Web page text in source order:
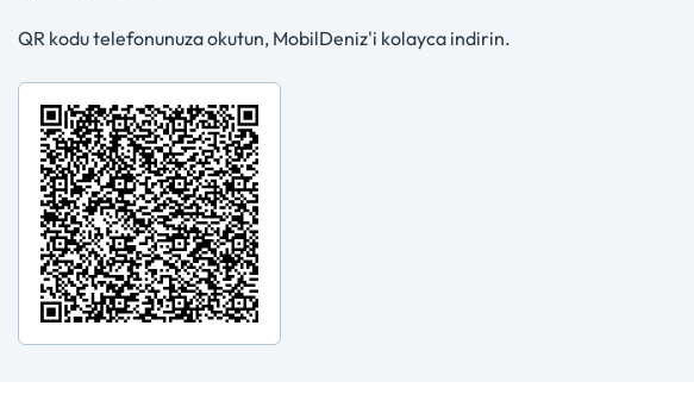
QR kodu telefonunuza okutun, MobilDeniz'i kolayca indirin.